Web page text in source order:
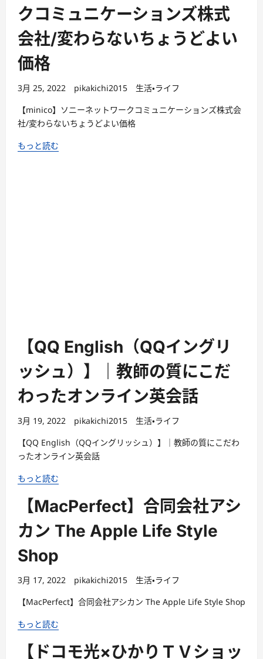
クコミュニケーションズ株式
会社/変わらないちょうどよい
価格
3月 25, 2022 pikakichi2015
生活・ライフ
【minico】ソニーネットワークコミュニケーションズ株式会
社/変わらないちょうどよい価格
もっと読む
【MacPerfect】合同会社アシ
カン The Apple Life Style
Shop
3月 17, 2022 pikakichi2015
生活・ライフ
【MacPerfect】合同会社アシカン The Apple Life Style Shop
もっと読む
【ドコモ光×ひかりＴＶショッ
ピング】株式会社ＮＴＴぷら
ら・光回線を申し込むなら特典
満載
3月 15, 2022 pikakichi2015
生活・ライフ
【ドコモ光×ひかりＴＶショッピング】株式会社ＮＴＴぷら
ら・光回線を申し込むなら特典満載
もっと読む